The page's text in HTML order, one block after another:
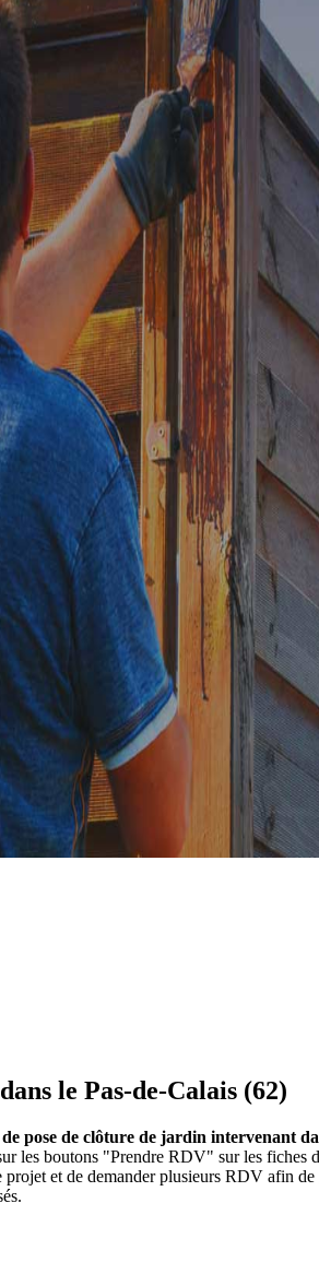
le Pas-de-Calais (62)
pose de clôture de jardin intervenant
les boutons "Prendre RDV" sur les
et de demander plusieurs RDV afin